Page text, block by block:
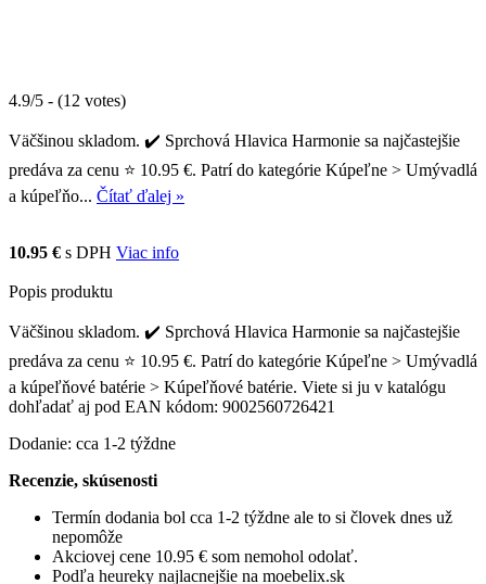
4.9/5 - (12 votes)
Väčšinou skladom. ✔️ Sprchová Hlavica Harmonie sa najčastejšie
predáva za cenu ⭐ 10.95 €. Patrí do kategórie Kúpeľne > Umývadlá
a kúpeľňo... Čítať ďalej »
10.95 € s DPH Viac info
Popis produktu
Väčšinou skladom. ✔️ Sprchová Hlavica Harmonie sa najčastejšie
predáva za cenu ⭐ 10.95 €. Patrí do kategórie Kúpeľne > Umývadlá
a kúpeľňové batérie > Kúpeľňové batérie. Viete si ju v katalógu
dohľadať aj pod EAN kódom: 9002560726421
Dodanie: cca 1-2 týždne
Recenzie, skúsenosti
Termín dodania bol cca 1-2 týždne ale to si človek dnes už
nepomôže
Akciovej cene 10.95 € som nemohol odolať.
Podľa heureky najlacnejšie na moebelix.sk